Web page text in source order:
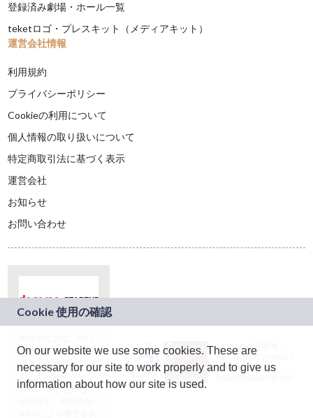
登録済み劇場・ホール一覧
teketロゴ・プレスキット（メディアキット）
運営会社情報
利用規約
プライバシーポリシー
Cookieの利用について
個人情報の取り扱いについて
特定商取引法に基づく表示
運営会社
お知らせ
お問い合わせ
ドコモグループの新
規事業創出プログラ
ム「docomo
STARTUP」を通じて
JASRAC許諾番号：
9024936001Y45037
JASRAC許諾番号：
On our website we use some cookies. These are
necessary for our site to work properly and to give us
information about how our site is used.